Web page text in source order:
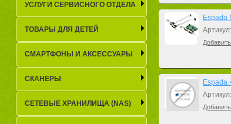
Espada
Espada
УСЛУГИ СЕРВИСНОГО ОТДЕЛА
ТОВАРЫ ДЛЯ ДЕТЕЙ
СМАРТФОНЫ И АКСЕССУАРЫ
СКАНЕРЫ
СЕТЕВЫЕ ХРАНИЛИЩА (NAS)